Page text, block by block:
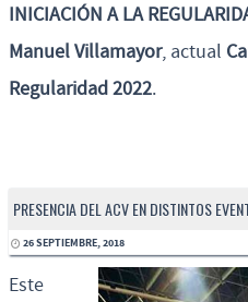
INICIACIÓN A LA
Manuel Villamayor, actual
Regularidad 2022.
PRESENCIA DEL ACV EN DISTINTOS
26 SEPTIEMBRE, 2018
Este